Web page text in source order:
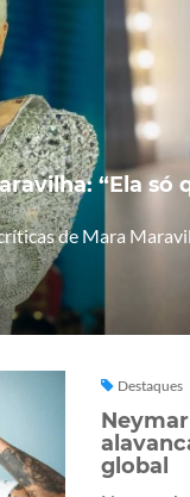
“Ela só
de Mara
Destaques
global